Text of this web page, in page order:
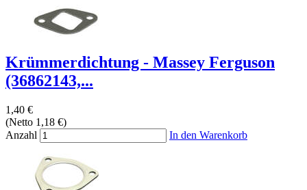
Krümmerdichtung - Massey Ferguson
(36862143,...
1,40 €
(Netto 1,18 €)
Anzahl
In den Warenkorb